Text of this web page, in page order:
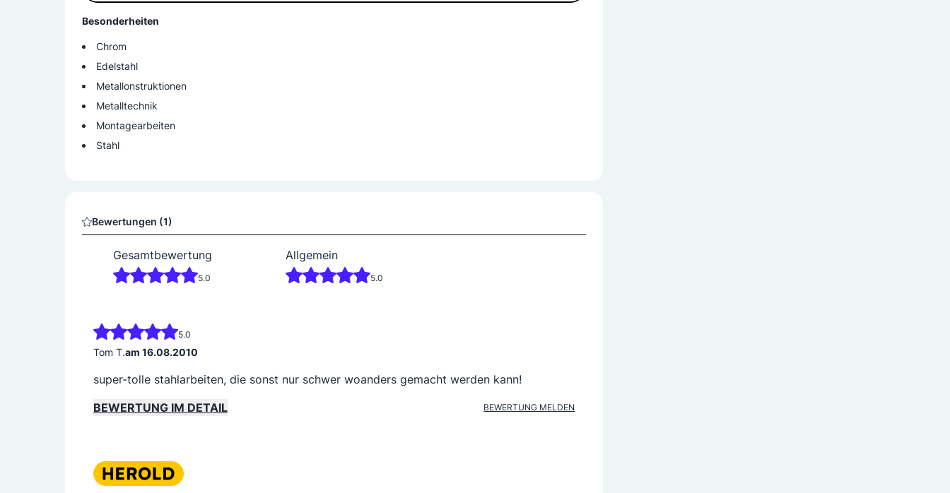
Besonderheiten
Chrom
Edelstahl
Metallonstruktionen
Metalltechnik
Montagearbeiten
Stahl
Bewertungen (1)
Gesamtbewertung
5.0
Allgemein
5.0
5.0
Tom T.am 16.08.2010
super-tolle stahlarbeiten, die sonst nur schwer woanders gemacht werden kann!
BEWERTUNG IM DETAIL
BEWERTUNG MELDEN